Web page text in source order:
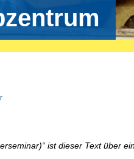
ist dieser Text über